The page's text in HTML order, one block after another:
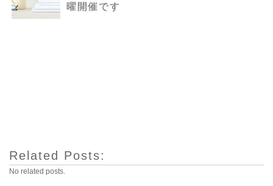
曜開催です
Related Posts:
No related posts.